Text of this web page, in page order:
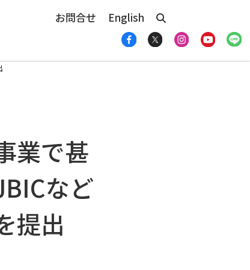
お問合せ English
業で甚
など
提出